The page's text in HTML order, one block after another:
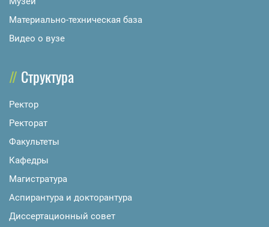
Материально-техническая база
Видео о вузе
Структура
Ректор
Ректорат
Факультеты
Кафедры
Магистратура
Аспирантура и докторантура
Диссертационный совет